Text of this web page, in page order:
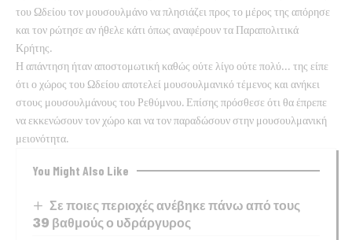
του Ωδείου τον μουσουλμάνο να πλησιάζει προς το μέρος της απόρησε
και τον ρώτησε αν ήθελε κάτι όπως αναφέρουν τα Παραπολιτικά
Κρήτης.
Η απάντηση ήταν αποστομωτική καθώς ούτε λίγο ούτε πολύ… της είπε
ότι ο χώρος του Ωδείου αποτελεί μουσουλμανικό τέμενος και ανήκει
στους μουσουλμάνους του Ρεθύμνου. Επίσης πρόσθεσε ότι θα έπρεπε
να εκκενώσουν τον χώρο και να τον παραδώσουν στην μουσουλμανική
μειονότητα.
You Might Also Like
Σε ποιες περιοχές ανέβηκε πάνω από τους
39 βαθμούς ο υδράργυρος